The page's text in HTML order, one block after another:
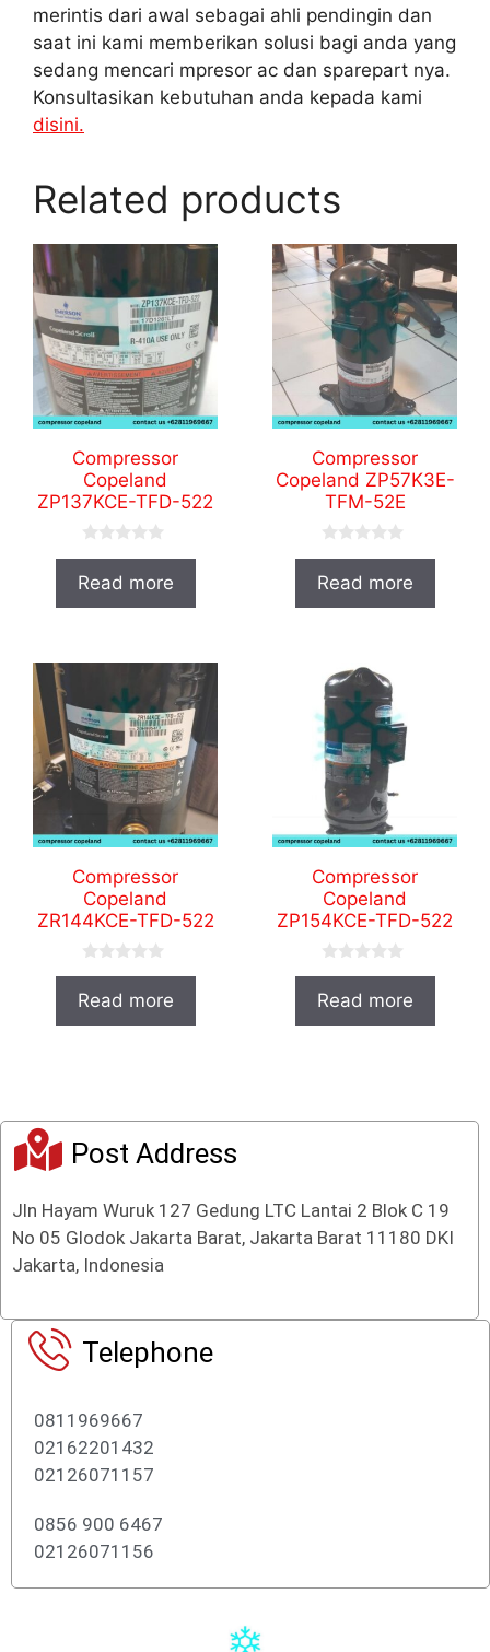
merintis dari awal sebagai ahli pendingin dan
saat ini kami memberikan solusi bagi anda yang
sedang mencari mpresor ac dan sparepart nya.
Konsultasikan kebutuhan anda kepada kami
disini.
Related products
Compressor
Copeland
ZP137KCE-TFD-522
u
Read more
Compressor
Copeland ZP57K3E-
TFM-52E
u
Read more
Compressor
Copeland
ZR144KCE-TFD-522
0
u
Read more
Compressor
Copeland
ZP154KCE-TFD-522
0
u
Read more
Post Address
Jln Hayam Wuruk 127 Gedung LTC Lantai 2 Blok C 19
No 05 Glodok Jakarta Barat, Jakarta Barat 11180 DKI
Jakarta, Indonesia
Telephone
0811969667
02162201432
02126071157
0856 900 6467
02126071156